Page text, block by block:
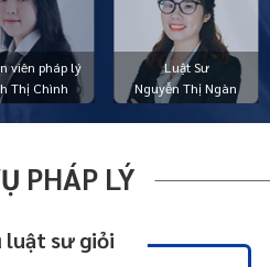
viên pháp lý
Thị Chình
Luật Sư
Nguyễn Thị Ngàn
PHÁP LÝ
luật sư giỏi